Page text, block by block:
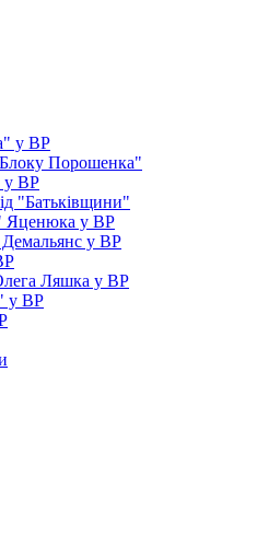
у ВР
Порошенка"
у ВР
"Батьківщини"
Яценюка у ВР
Демальянс у ВР
Ляшка у ВР
у ВР